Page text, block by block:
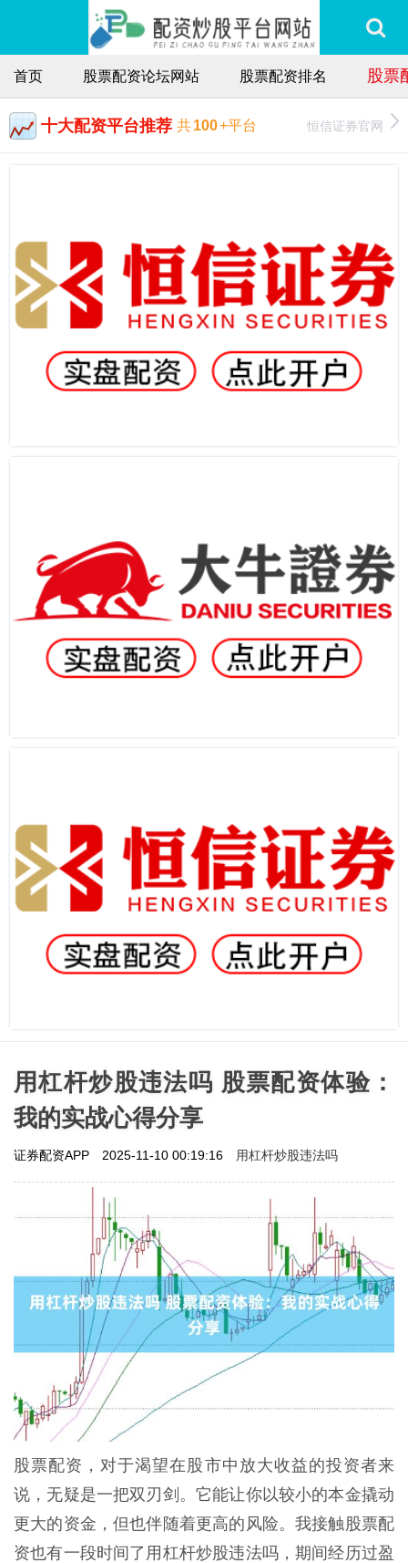
首页 股票配资论坛网站 股票配资排名 股票
十大配资平台推荐 共100+平台 恒信证券官网
用杠杆炒股违法吗 股票配资体验：
我的实战心得分享
证券配资APP 2025-11-10 00:19:16 用杠杆炒股违法吗
股票配资，对于渴望在股市中放大收益的投资者来
说，无疑是一把双刃剑。它能让你以较小的本金撬动
更大的资金，但也伴随着更高的风险。我接触股票配
资也有一段时间了用杠杆炒股违法吗，期间经历过盈